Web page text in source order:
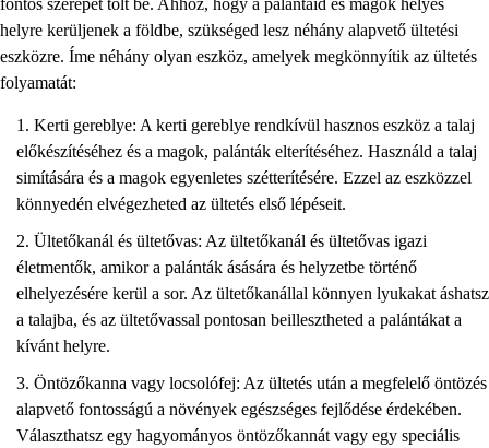
helyre kerüljenek a földbe, szükséged lesz néhány alapvető ültetési
eszközre. Íme néhány olyan eszköz, amelyek megkönnyítik az ültetés
folyamatát:
Kerti gereblye: A kerti gereblye rendkívül hasznos eszköz a talaj
előkészítéséhez és a magok, palánták elterítéséhez. Használd a talaj
simítására és a magok egyenletes szétterítésére. Ezzel az eszközzel
könnyedén elvégezheted az ültetés első lépéseit.
Ültetőkanál és ültetővas: Az ültetőkanál és ültetővas igazi
életmentők, amikor a palánták ásására és helyzetbe történő
elhelyezésére kerül a sor. Az ültetőkanállal könnyen lyukakat áshatsz
a talajba, és az ültetővassal pontosan beillesztheted a palántákat a
kívánt helyre.
Öntözőkanna vagy locsolófej: Az ültetés után a megfelelő öntözés
alapvető fontosságú a növények egészséges fejlődése érdekében.
Választhatsz egy hagyományos öntözőkannát vagy egy speciális